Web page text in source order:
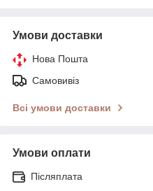
Умови доставки
Нова Пошта
Самовивіз
Всі умови доставки
Умови оплати
Післяплата